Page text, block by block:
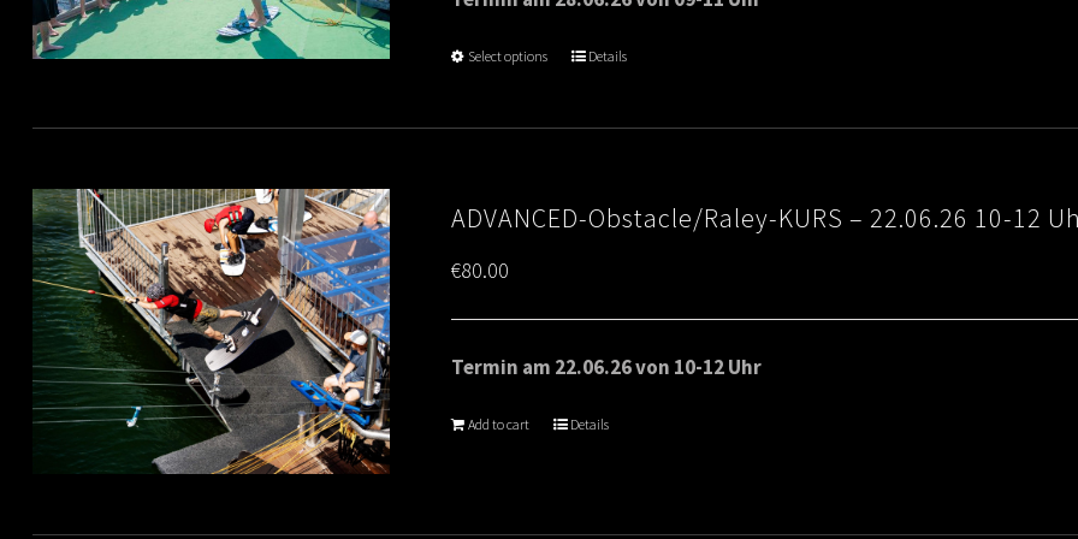
Select options Details
ADVANCED-Obstacle/Raley-KURS – 22.06.26 10-12
€80.00
Termin am 22.06.26 von 10-12 Uhr
Add to cart Details